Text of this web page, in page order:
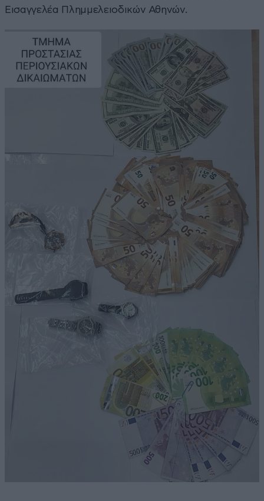
Εισαγγελέα Πλημμελειοδικών Αθηνών.